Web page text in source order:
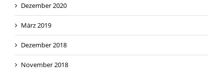
Dezember 2020
März 2019
Dezember 2018
November 2018